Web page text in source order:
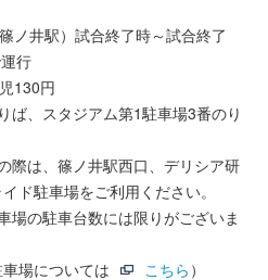
ノ井駅）試合終了時～試合終了
行
130円
ば、スタジアム第1駐車場3番のり
際は、篠ノ井駅西口、デリシア研
ド駐車場をご利用ください。
場の駐車台数には限りがございま
車場については
こちら ）